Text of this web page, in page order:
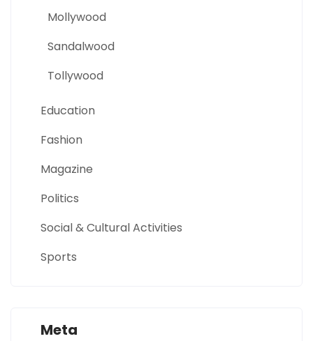
Mollywood
Sandalwood
Tollywood
Education
Fashion
Magazine
Politics
Social & Cultural Activities
Sports
Meta